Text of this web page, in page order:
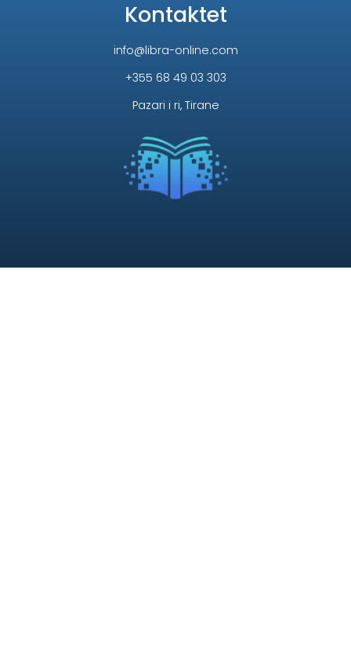
Kontaktet
info@libra-online.com
+355 68 49 03 303
Pazari i ri, Tirane